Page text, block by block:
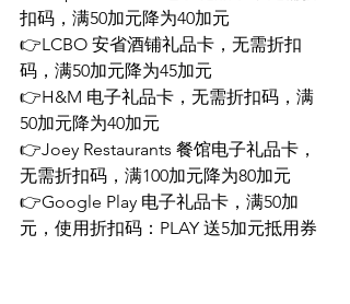
扣码，满50加元降为40加元
👉LCBO 安省酒铺礼品卡，无需折扣
码，满50加元降为45加元
👉H&M 电子礼品卡，无需折扣码，满
50加元降为40加元
👉Joey Restaurants 餐馆电子礼品卡，
无需折扣码，满100加元降为80加元
👉Google Play 电子礼品卡，满50加
元，使用折扣码：PLAY 送5加元抵用券